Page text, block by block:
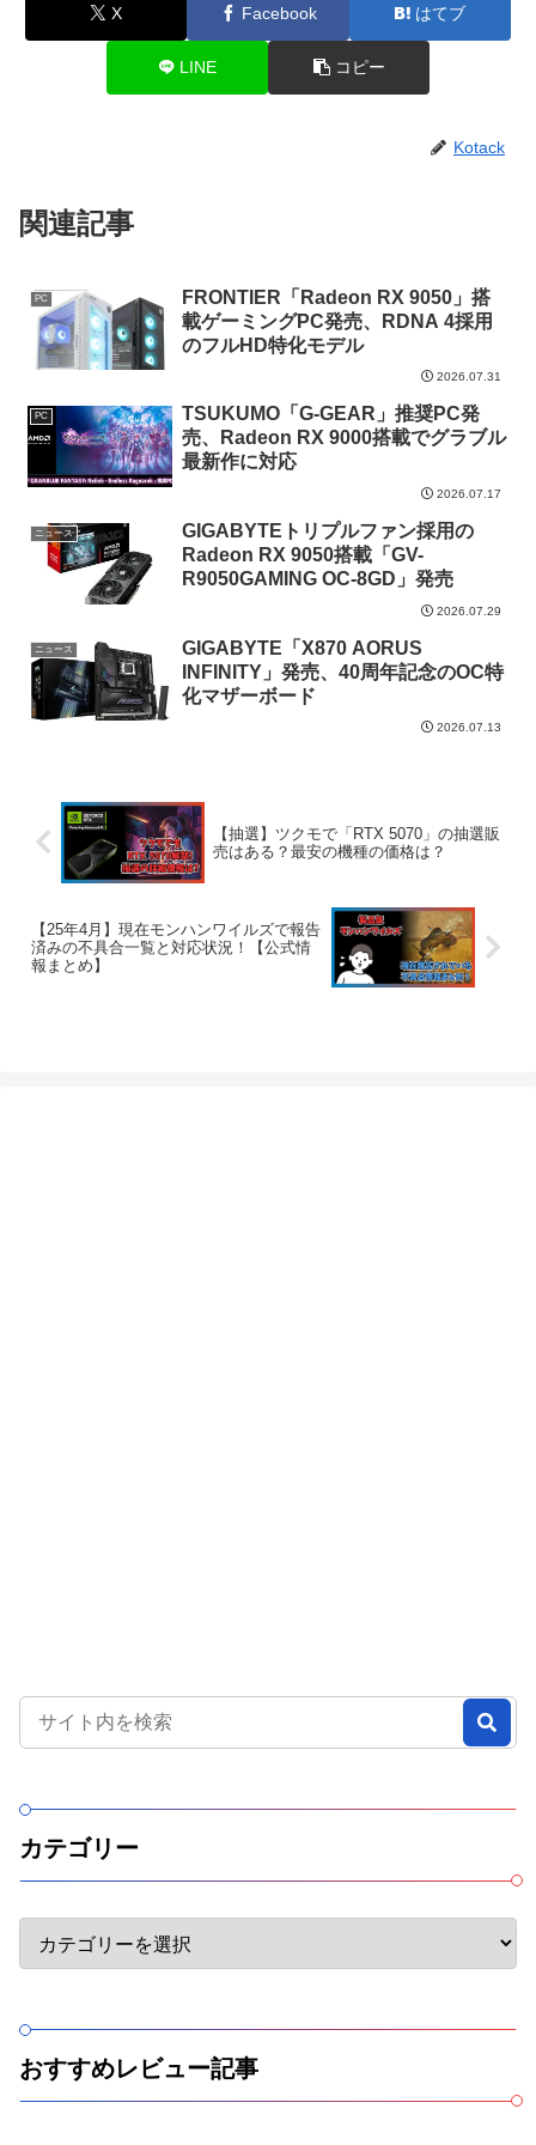
X Facebook はてブ
LINE コピー
Kotack
関連記事
PC
FRONTIER「Radeon RX 9050」搭
載ゲーミングPC発売、RDNA 4採用
のフルHD特化モデル
2026.07.31
PC
TSUKUMO「G-GEAR」推奨PC発
売、Radeon RX 9000搭載でグラブル
最新作に対応
2026.07.17
ニュース
GIGABYTEトリプルファン採用の
Radeon RX 9050搭載「GV-
R9050GAMING OC-8GD」発売
2026.07.29
ニュース
GIGABYTE「X870 AORUS
INFINITY」発売、40周年記念のOC特
化マザーボード
2026.07.13
【抽選】ツクモで「RTX 5070」の抽選販
売はある？最安の機種の価格は？
【25年4月】現在モンハンワイルズで報告
済みの不具合一覧と対応状況！【公式情
報まとめ】
カテゴリー
おすすめレビュー記事